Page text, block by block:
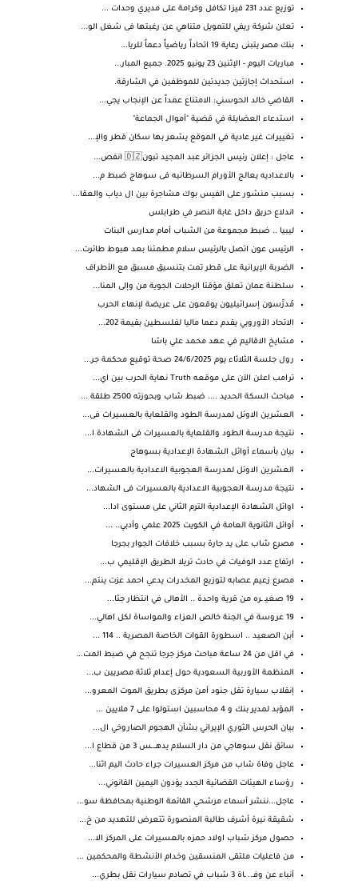
توزيع عدد 231 فيزا تكافل وكرامة على مديري وحدات ...
تعلن شركة ريفي للتمويل متناهي عن رغبتها فى شغل الو...
بنك مصر يتبنى رعاية 19 اتحاداً رياضياً دعماً للريا...
مباريات اليوم - الإثنين 23 يونيو 2025. جميع المبار...
استحداث إجازتين جديدتين للموظفين في الشارقة.
القاضي خالد الحوسني: الامتناع عمداً عن الإنجاب يجي...
استدعاء العضايلة في قضية "أموال الجماعة"
تغييرات غير عادية في الموقع يشعر بها سكان قطر والإ...
عاجل : إعلان رئيس الجزائر عبد المجيد تبون🇩🇿 انفص...
بالاعداديه يعالج الأورام السرطانيه فى سوهاج ضبط م...
بسبب منشور على الفيس بوك مشاجرة بين ال دياب والعقا...
اندلاع حريق داخل غابة النصر في طرابلس
ليبيا .. ضبط مجموعة من الشباب أمام مدارس البنات
الرئيس عون اتصل بالرئيس سلام مطمئنا بعد هبوط طائرت...
الضربة الإيرانية على قطر تمت بتنسيق مسبق مع الأطراف
سلطنة عمان تعلق مؤقتا الرحلات الجوية من وإلى المنا...
مُدرِّسون إسرائيليون يوقعون على عريضة لإنهاء الحرب
الاتحاد الأوروبي يقدم دعما ماليا لفلسطين بقيمة 202...
مشايخ الاقاليم في عهد محمد علي باشا
رول جلسة الثلاثاء يوم 24/6/2025 صحة توقيع محكمة جر...
ترامب اعلن الآن على موقعه Truth نهاية الحرب بين اي...
مباحث السكة الحديد .... ضبط شاب وبحوزته 2500 طلقة ...
العشرين الاوئل لمدرسة الطود والقلعاية بالعسيرات فى...
نتيجة مدرسة الطود والقلعاية بالعسيرات فى الشهادة ا...
بيان بأسماء أوائل الشهادة الإعدادية بسوهاج
العشرين الاوئل لمدرسة العجوبية الاعدادية بالعسيرات...
نتيجة مدرسة العجوبية الاعدادية بالعسيرات فى الشهاد...
اوائل الشهادة الإعدادية الترم الثاني على مستوى ادا...
أوائل الثانوية العامة في الكويت 2025 علمي وأدبي.. ...
مصرع شاب على يد جارة بسبب خلافات الجوار بجرجا
ارتفاع عدد الوفيات في حادث تريلا الطريق الإقليمي ب...
مصرع زعيم عصابه لتوزيع المخدرات يدعي احمد عزت ينتم...
19 صغيـ ـره من قرية واحدة .. الأهالى في انتظار جثا...
19 عروسة في الجنة خالص العزاء والمواساة لكل اهالي...
أبن الصعيد .. اسطورة القوات الخاصة المصرية .. 114 ...
في اقل من 24 ساعة مباحث مركز جرجا تنجح في ضبط المت...
المنظمة الأوربية السعودية حول إعدام ثلاثة مصريين ب...
إنقلاب سيارة تقل جنود أمن مركزى بطريق الموت المعرو...
المؤبد لمدير بنك و 4 محاسبين استولوا على 7 ملايين ...
بيان الحرس الثوري الإيراني بشأن الهجوم الصاروخي ال...
سائق نقل سوهاجي من دار السلام يدهــ.ـس 3 من قطاع ا...
عاجل وفاة شاب من مركز العسيرات جراء حادث اليم اثنا...
رؤساء الهيئات القضائية الجدد يؤدون اليمين القانوني...
عاجل...ننشر أسماء مرشحي القائمة الوطنية بمحافظة سو...
شقيقة نيرة أشرف طالبة المنصورة تتعرض للتهديد من خ...
حصول مركز شباب اولاد حمزه بالعسيرات على المركز الا...
من فاعليات ملتقى المنسقين وخدام الأنشطة والمحكمين ...
أنباء عن وفـ.. ـاة 3 شباب في تصادم سيارات نقل بطري...